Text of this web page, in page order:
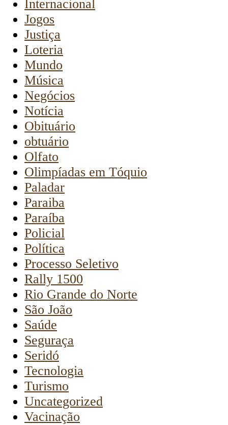
Internacional
Jogos
Justiça
Loteria
Mundo
Música
Negócios
Notícia
Obituário
obtuário
Olfato
Olimpíadas em Tóquio
Paladar
Paraiba
Paraíba
Policial
Política
Processo Seletivo
Rally 1500
Rio Grande do Norte
São João
Saúde
Seguraça
Seridó
Tecnologia
Turismo
Uncategorized
Vacinação